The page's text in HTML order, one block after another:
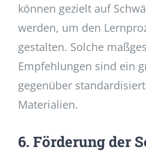
können gezielt auf
werden, um den
gestalten. Solche
Empfehlungen sind ein
gegenüber
Materialien.
6. Förderung der